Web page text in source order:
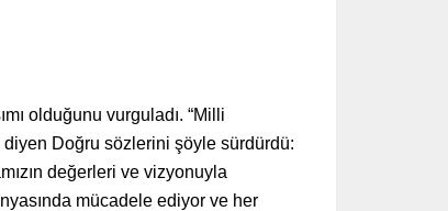
olduğunu vurguladı. “Milli
diyen Doğru sözlerini şöyle sürdürdü:
değerleri ve vizyonuyla
mücadele ediyor ve her